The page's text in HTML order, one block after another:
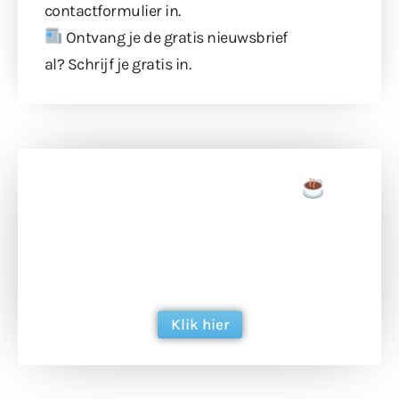
contactformulierin.
Ontvang je de gratis nieuwsbrief
al? Schrijf je gratis in.
Klik hier